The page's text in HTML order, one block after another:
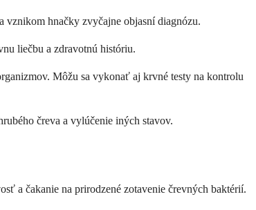
vznikom hnačky zvyčajne objasní diagnózu.
liečbu a zdravotnú históriu.
Môžu sa vykonať aj krvné testy na kontrolu
čreva a vylúčenie iných stavov.
a čakanie na prirodzené zotavenie črevných baktérií.